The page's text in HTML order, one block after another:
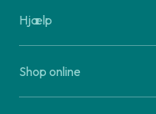
Hjælp
Shop online